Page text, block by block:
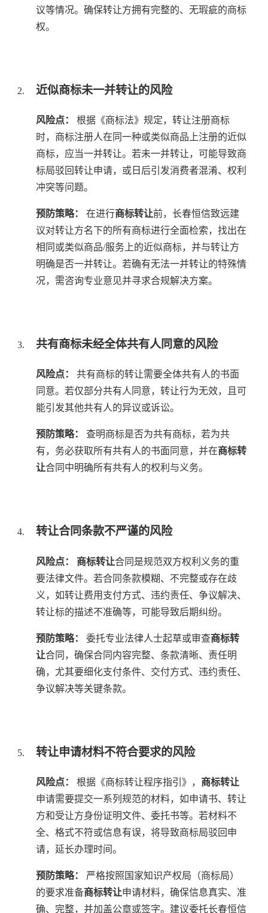
议等情况。确保转让方拥有完整的、无瑕疵的商标
权。
近似商标未一并转让的风险
风险点：
根据《商标法》规定，转让注册商标
时，商标注册人在同一种或类似商品上注册的近似
商标，应当一并转让。若未一并转让，可能导致商
标局驳回转让申请，或日后引发消费者混淆、权利
冲突等问题。
预防策略： 在进行商标转让前，长春恒信致远建
议对转让方名下的所有商标进行全面检索，找出在
相同或类似商品/服务上的近似商标，并与转让方
明确是否一并转让。若确有无法一并转让的特殊情
况，需咨询专业意见并寻求合规解决方案。
共有商标未经全体共有人同意的风险
风险点：
共有商标的转让需要全体共有人的书面
同意。若仅部分共有人同意，转让行为无效，且可
能引发其他共有人的异议或诉讼。
预防策略：
查明商标是否为共有商标，若为共
有，务必获取所有共有人的书面同意，并在商标转
让合同中明确所有共有人的权利与义务。
转让合同条款不严谨的风险
风险点： 商标转让合同是规范双方权利义务的重
要法律文件。若合同条款模糊、不完整或存在歧
义，如转让费用支付方式、违约责任、争议解决、
转让标的描述不准确等，可能导致后期纠纷。
预防策略： 委托专业法律人士起草或审查商标转
让合同，确保合同内容完整、条款清晰、责任明
确，尤其要细化支付条件、交付方式、违约责任、
争议解决等关键条款。
转让申请材料不符合要求的风险
风险点： 根据《商标转让程序指引》， 商标转让
申请需要提交一系列规范的材料，如申请书、转让
方和受让方身份证明文件、委托书等。若材料不
全、格式不符或信息有误，将导致商标局驳回申
请，延长办理时间。
预防策略：
严格按照国家知识产权局（商标局）
的要求准备商标转让申请材料，确保信息真实、准
确、完整，并加盖公章或签字。建议委托长春恒信